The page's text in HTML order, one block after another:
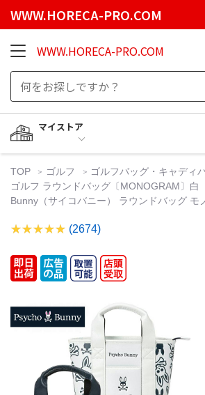
WWW.HORECA-PRO.COM
WWW.HORECA-PRO.COM
マイストア
TOP ゴルフ ゴルフバッグ・キャディ
ゴルフ ラウンドバッグ〔MONOGRAM〕
Bunny（サイコバニー） ラウンドバッグ モ
(2674)